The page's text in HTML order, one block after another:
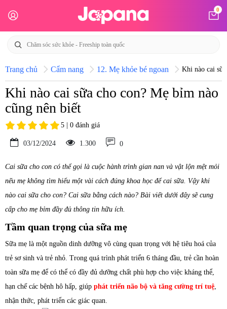
0
Trang chủ Cẩm nang 12. Mẹ khỏe bé ngoan Khi nào cai
Khi nào cai sữa cho con? Mẹ bỉm nào
cũng nên biết
5 | 0 đánh giá
03/12/2024 1.300 0
Cai sữa cho con có thể gọi là cuộc hành trình gian nan và vật lộn mệt mỏi
nếu mẹ không tìm hiểu một vài cách đúng khoa học để cai sữa. Vậy khi
nào cai sữa cho con? Cai sữa bằng cách nào? Bài viết dưới đây sẽ cung
cấp cho mẹ bỉm đầy đủ thông tin hữu ích.
Tầm quan trọng của sữa mẹ
Sữa mẹ là một nguồn dinh dưỡng vô cùng quan trọng với hệ tiêu hoá của
trẻ sơ sinh và trẻ nhỏ. Trong quá trình phát triển 6 tháng đầu, trẻ cần hoàn
toàn sữa mẹ để có thể có đầy đủ dưỡng chất phù hợp cho việc kháng thể,
hạn chế các bệnh hô hấp, giúp phát triển não bộ và tăng cường trí tuệ,
nhận thức, phát triển các giác quan.